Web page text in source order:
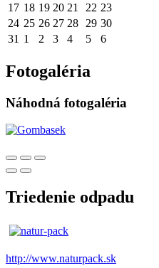
17 18 19 20 21 22 23
24 25 26 27 28 29 30
31 1 2 3 4 5 6
Fotogaléria
Náhodná fotogaléria
Triedenie odpadu
http://www.naturpack.sk